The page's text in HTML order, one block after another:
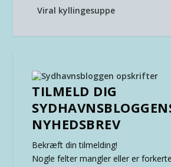
Viral kyllingesuppe
TILMELD DIG
NYHEDSBREV
Bekræft din tilmelding!
Nogle felter mangler eller er